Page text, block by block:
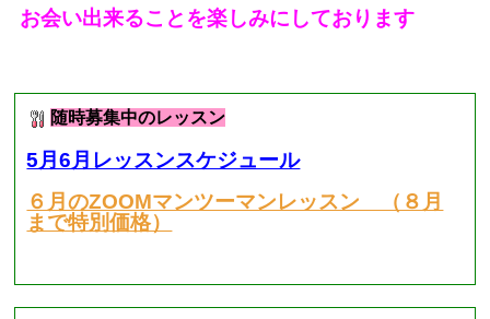
お会い出来ることを楽しみにしております
随時募集中のレッスン
5月6月レッスンスケジュール
６月のZOOMマンツーマンレッスン （８月
まで特別価格）